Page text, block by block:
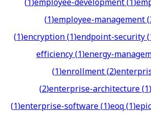
(1)employee-management(
(1)encryption(1)endpoint-security(
efficiency(1)energy-
(1)enrollment(2)
(2)enterprise-architecture(1)
(1)enterprise-software(1)eoq(1)